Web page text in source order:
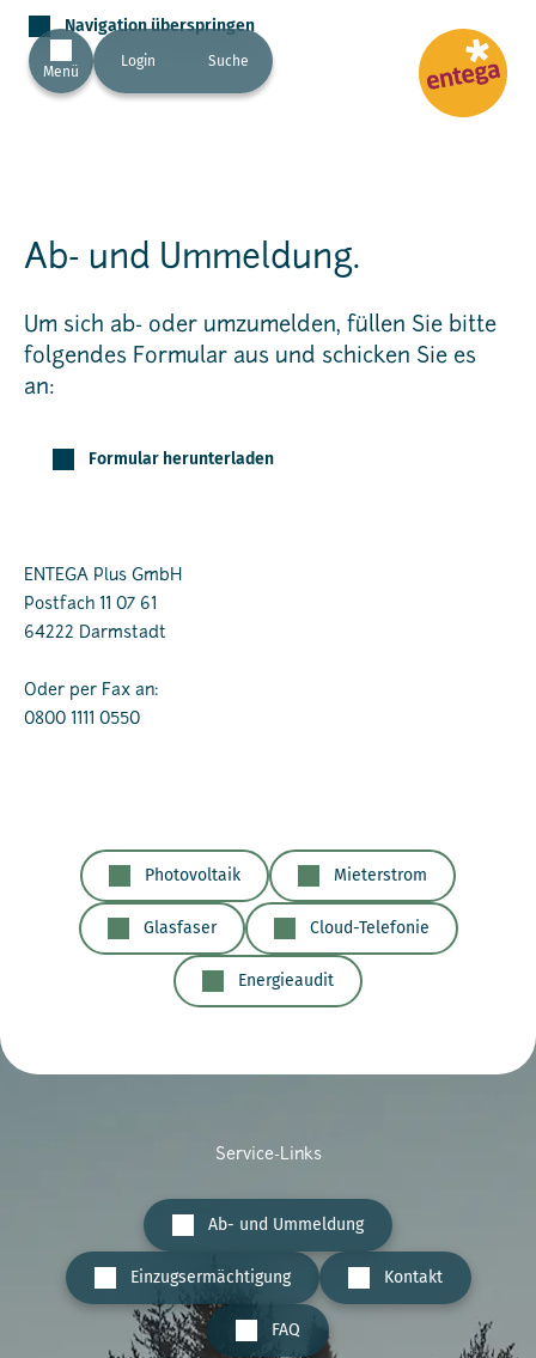
Navigation überspringen
Menü
Login Suche
Ab- und Ummeldung.
Um sich ab- oder umzumelden, füllen Sie bitte
folgendes Formular aus und schicken Sie es
an:
Formular herunterladen
ENTEGA Plus GmbH
Postfach 11 07 61
64222 Darmstadt
Oder per Fax an:
0800 1111 0550
Photovoltaik Mieterstrom
Glasfaser Cloud-Telefonie
Energieaudit
Service-Links
Ab- und Ummeldung
Einzugsermächtigung Kontakt
FAQ